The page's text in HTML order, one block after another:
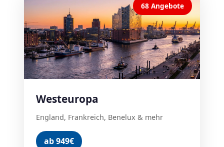
68 Angebote
Westeuropa
England, Frankreich, Benelux & mehr
ab 949€